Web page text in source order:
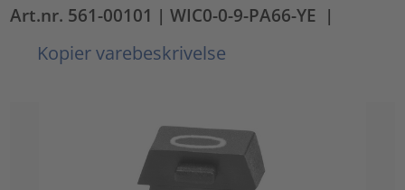
Art.nr. 561-00101 | WIC0-0-9-PA66-YE |
Kopier varebeskrivelse